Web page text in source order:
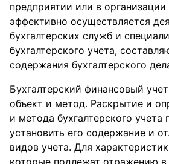
предприятии или в организации
эффективно осуществляется
бухгалтерских служб и
бухгалтерского учета,
содержания бухгалтерского
Бухгалтерский финансовый
объект и метод. Раскрытие и
и метода бухгалтерского учета
установить его содержание и
видов учета. Для
которые подлежат отражению в